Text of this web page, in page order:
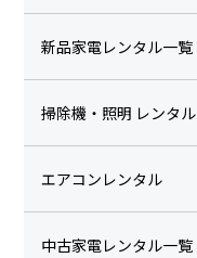
新品家電レンタル一覧
掃除機・照明 レンタ
エアコンレンタル
中古家電レンタル一覧